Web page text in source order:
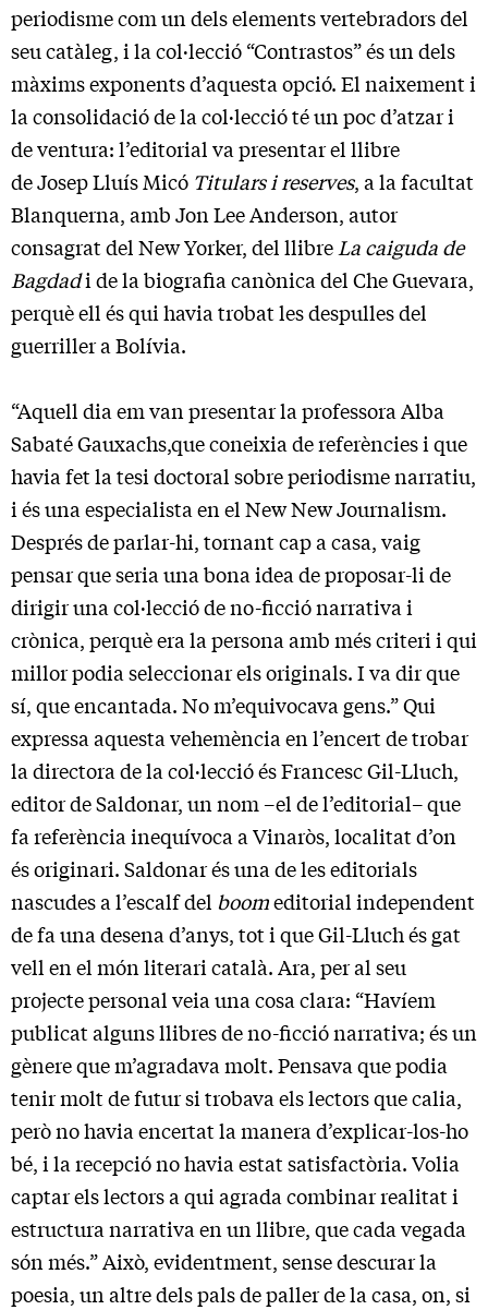
periodisme com un dels elements vertebradors del
seu catàleg, i la col·lecció “Contrastos” és un dels
màxims exponents d’aquesta opció. El naixement i
la consolidació de la col·lecció té un poc d’atzar i
de ventura: l’editorial va presentar el llibre
de Josep Lluís Micó Titulars i reserves, a la facultat
Blanquerna, amb Jon Lee Anderson, autor
consagrat del New Yorker, del llibre La caiguda de
Bagdadi de la biografia canònica del Che Guevara,
perquè ell és qui havia trobat les despulles del
guerriller a Bolívia.
“Aquell dia em van presentar la professora Alba
Sabaté Gauxachs,que coneixia de referències i que
havia fet la tesi doctoral sobre periodisme narratiu,
i és una especialista en el New New Journalism.
Després de parlar-hi, tornant cap a casa, vaig
pensar que seria una bona idea de proposar-li de
dirigir una col·lecció de no-ficció narrativa i
crònica, perquè era la persona amb més criteri i qui
millor podia seleccionar els originals. I va dir que
sí, que encantada. No m’equivocava gens.” Qui
expressa aquesta vehemència en l’encert de trobar
la directora de la col·lecció és Francesc Gil-Lluch,
editor de Saldonar, un nom –el de l’editorial– que
fa referència inequívoca a Vinaròs, localitat d’on
és originari. Saldonar és una de les editorials
nascudes a l’escalf del boomeditorial independent
de fa una desena d’anys, tot i que Gil-Lluch és gat
vell en el món literari català. Ara, per al seu
projecte personal veia una cosa clara: “Havíem
publicat alguns llibres de no-ficció narrativa; és un
gènere que m’agradava molt. Pensava que podia
tenir molt de futur si trobava els lectors que calia,
però no havia encertat la manera d’explicar-los-ho
bé, i la recepció no havia estat satisfactòria. Volia
captar els lectors a qui agrada combinar realitat i
estructura narrativa en un llibre, que cada vegada
són més.” Això, evidentment, sense descurar la
poesia, un altre dels pals de paller de la casa, on, si